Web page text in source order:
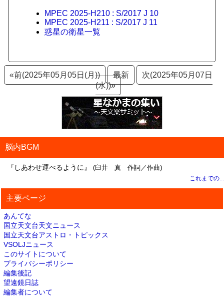
MPEC 2025-H210 : S/2017 J 10
MPEC 2025-H211 : S/2017 J 11
惑星の衛星一覧
«前(2025年05月05日(月)) 最新
次(2025年05月07日
(水))»
脳内BGM
『しあわせ運べるように』 (臼井 真 作詞／作曲)
これまでの...
主要ページ
あんてな
国立天文台天文ニュース
国立天文台アストロ・トピックス
VSOLJニュース
このサイトについて
プライバシーポリシー
編集後記
望遠鏡日誌
編集者について